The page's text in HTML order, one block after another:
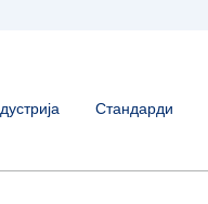
Стандарди